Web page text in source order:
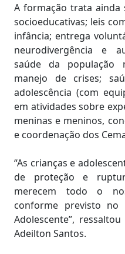
A formação trata ainda
socioeducativas; leis
infância; entrega
neurodivergência e
saúde da população
manejo de crises;
adolescência (com
em atividades sobre
meninas e meninos,
e coordenação dos
“As crianças e
de proteção e
merecem todo o
conforme previsto
Adolescente”,
Adeilton Santos.